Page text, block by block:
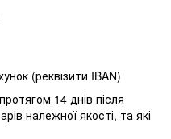
(реквізити IBAN)
14 днів після
належної якості, та які